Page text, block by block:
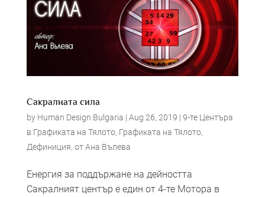
Сакралната сила
by Human Design Bulgaria | Aug 26, 2019 | 9-те Центъра
в Графиката на Тялото, Графиката на Тялото,
Дефиниция, от Ана Вълева
Енергия за поддържане на дейността
Сакралният център е един от 4-те Мотора в